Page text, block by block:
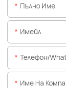
Пълно Име
Имейл
Телефон/
Име На